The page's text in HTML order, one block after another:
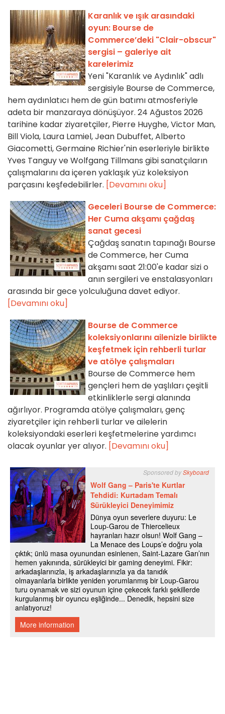
Karanlık ve ışık arasındaki
oyun: Bourse de
Commerce’deki "Clair-obscur"
sergisi – galeriye ait
karelerimiz
Yeni "Karanlık ve Aydınlık" adlı
sergisiyle Bourse de Commerce,
hem aydınlatıcı hem de gün batımı atmosferiyle
adeta bir manzaraya dönüşüyor. 24 Ağustos 2026
tarihine kadar ziyaretçiler, Pierre Huyghe, Victor Man,
Bill Viola, Laura Lamiel, Jean Dubuffet, Alberto
Giacometti, Germaine Richier'nin eserleriyle birlikte
Yves Tanguy ve Wolfgang Tillmans gibi sanatçıların
çalışmalarını da içeren yaklaşık yüz koleksiyon
parçasını keşfedebilirler. [Devamını oku]
Geceleri Bourse de Commerce:
Her Cuma akşamı çağdaş
sanat gecesi
Çağdaş sanatın tapınağı Bourse
de Commerce, her Cuma
akşamı saat 21:00'e kadar sizi o
anın sergileri ve enstalasyonları
arasında bir gece yolculuğuna davet ediyor.
[Devamını oku]
Bourse de Commerce
koleksiyonlarını ailenizle birlikte
keşfetmek için rehberli turlar
ve atölye çalışmaları
Bourse de Commerce hem
gençleri hem de yaşlıları çeşitli
etkinliklerle sergi alanında
ağırlıyor. Programda atölye çalışmaları, genç
ziyaretçiler için rehberli turlar ve ailelerin
koleksiyondaki eserleri keşfetmelerine yardımcı
olacak oyunlar yer alıyor. [Devamını oku]